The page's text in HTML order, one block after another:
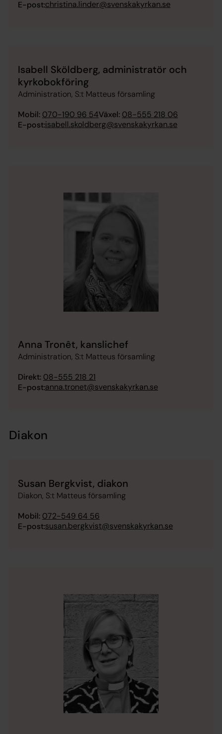
E-post:christina.linder@svenskakyrkan.se
Isabell Sköldberg, administratör och
kyrkobokföring
Administration, S:t Matteus församling
Mobil: 070-190 96 54Växel: 08-555 218 06
E-post:isabell.skoldberg@svenskakyrkan.se
Anna Tronêt, kanslichef
Administration, S:t Matteus församling
Direkt: 08-555 218 21
E-post:anna.tronet@svenskakyrkan.se
Diakon
Susan Bergkvist, diakon
Diakon, S:t Matteus församling
Mobil: 072-549 64 56
E-post:susan.bergkvist@svenskakyrkan.se